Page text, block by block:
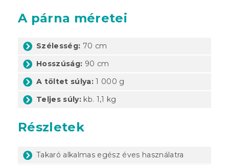
A párna méretei
Szélesség: 70 cm
Hosszúság: 90 cm
A töltet súlya: 1 000 g
Teljes súly: kb. 1,1 kg
Részletek
Takaró alkalmas egész éves használatra